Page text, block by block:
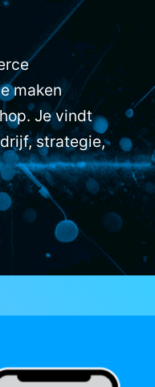
maken
Je vindt
strategie,